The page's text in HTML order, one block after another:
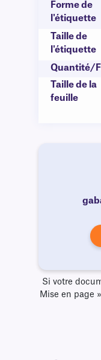
Forme de
l'étiquette
Taille de
l'étiquette
Quantité/
Taille de la
feuille
Si votre
Mise en page